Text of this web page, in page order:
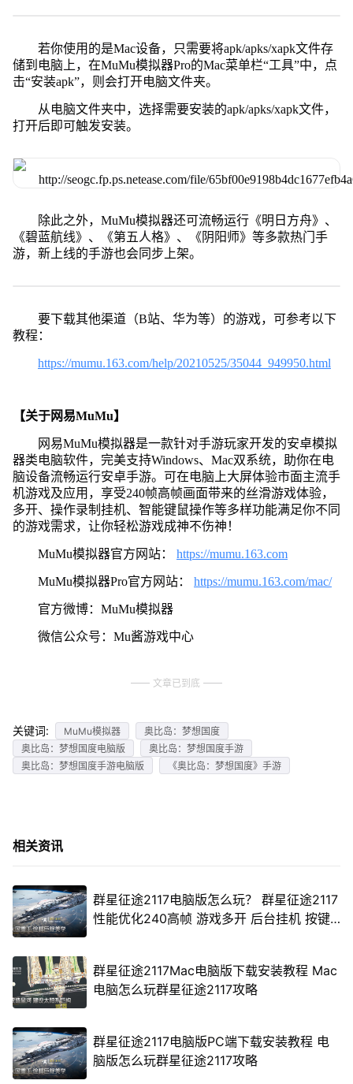
若你使用的是Mac设备，只需要将apk/apks/xapk文件存
储到电脑上，在MuMu模拟器Pro的Mac菜单栏“工具”中，点
击“安装apk”，则会打开电脑文件夹。
从电脑文件夹中，选择需要安装的apk/apks/xapk文件，
打开后即可触发安装。
除此之外，MuMu模拟器还可流畅运行《明日方舟》、
《碧蓝航线》、《第五人格》、《阴阳师》等多款热门手
游，新上线的手游也会同步上架。
要下载其他渠道（B站、华为等）的游戏，可参考以下
教程：
https://mumu.163.com/help/20210525/35044_949950.html
【关于网易MuMu】
网易MuMu模拟器是一款针对手游玩家开发的安卓模拟
器类电脑软件，完美支持Windows、Mac双系统，助你在电
脑设备流畅运行安卓手游。可在电脑上大屏体验市面主流手
机游戏及应用，享受240帧高帧画面带来的丝滑游戏体验，
多开、操作录制挂机、智能键鼠操作等多样功能满足你不同
的游戏需求，让你轻松游戏成神不伤神！
MuMu模拟器官方网站： https://mumu.163.com
MuMu模拟器Pro官方网站： https://mumu.163.com/mac/
官方微博：MuMu模拟器
微信公众号：Mu酱游戏中心
文章已到底
关键词: MuMu模拟器
奥比岛：梦想国度
奥比岛：梦想国度电脑版
奥比岛：梦想国度手游
奥比岛：梦想国度手游电脑版
《奥比岛：梦想国度》手游
相关资讯
群星征途2117电脑版怎么玩？ 群星征途2117
性能优化240高帧 游戏多开 后台挂机 按键
群星征途2117Mac电脑版下载安装教程 Mac
电脑怎么玩群星征途2117攻略
群星征途2117电脑版PC端下载安装教程 电
脑版怎么玩群星征途2117攻略